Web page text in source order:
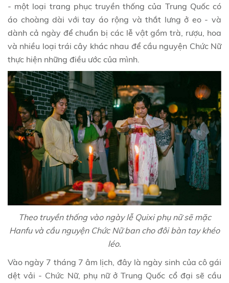
- một loại trang phục truyền thống của Trung Quốc có
áo choàng dài với tay áo rộng và thắt lưng ở eo - và
dành cả ngày để chuẩn bị các lễ vật gồm trà, rượu, hoa
và nhiều loại trái cây khác nhau để cầu nguyện Chức Nữ
thực hiện những điều ước của mình.
Theo truyền thống vào ngày lễ Quixi phụ nữ sẽ mặc
Hanfu và cầu nguyện Chức Nữ ban cho đôi bàn tay khéo
léo.
Vào ngày 7 tháng 7 âm lịch, đây là ngày sinh của cô gái
dệt vải - Chức Nữ, phụ nữ ở Trung Quốc cổ đại sẽ cầu